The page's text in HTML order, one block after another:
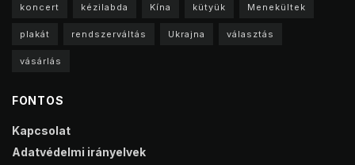
koncert kézilabda Kína kütyük Menekültek
plakát rendszerváltás Ukrajna választás
vásárlás
FONTOS
Kapcsolat
Adatvédelmi irányelvek